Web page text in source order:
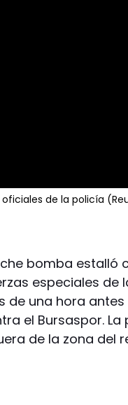
de la policía
bomba estalló
especiales de
de una hora
el Bursaspor.
de la zona del